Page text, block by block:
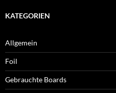
KATEGORIEN
Allgemein
Foil
Gebrauchte Boards